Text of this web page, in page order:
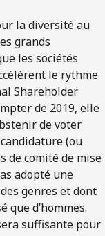
la diversité au
grands
les sociétés
le rythme
Shareholder
de 2019, elle
de voter
(ou
de comité de mise
adopté une
genres et dont
que d’hommes.
suffisante pour